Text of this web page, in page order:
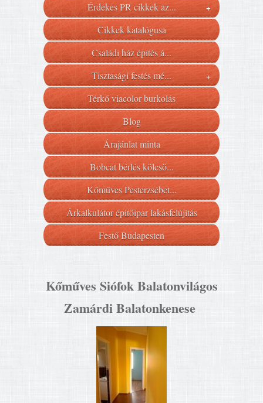
Érdekes PR cikkek az...
+
Cikkek katalógusa
Családi ház építés á...
Tisztasági festés mé...
+
Térkő viacolor burkolás
Blog
Árajánlat minta
Bobcat bérlés kölcsö...
Kőműves Pesterzsébet...
Árkalkulátor építőipar lakásfelújítás
Festő Budapesten
Kőműves Siófok Balatonvilágos
Zamárdi Balatonkenese